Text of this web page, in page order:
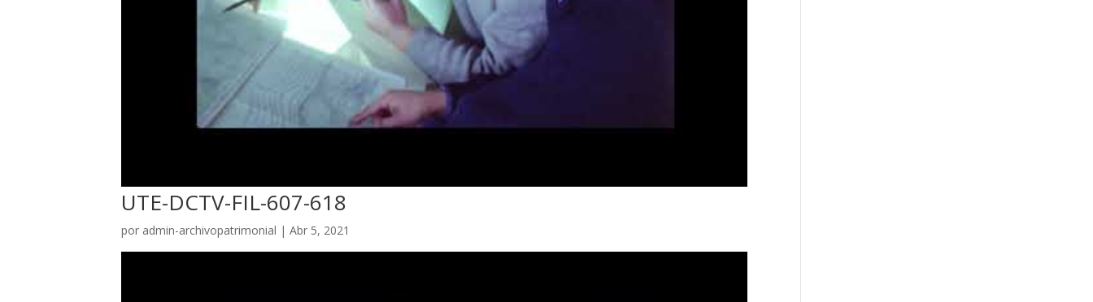
UTE-DCTV-FIL-607-618
por admin-archivopatrimonial |Abr 5, 2021